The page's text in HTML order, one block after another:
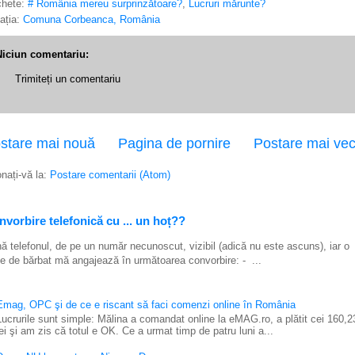
# România mereu surprinzătoare? Lucruri mărunte?
Comuna Corbeanca, România
comentariu:
Trimiteți un comentariu
mai nouă Postare mai
Pagina de pornire
vă la: Postare comentarii (Atom)
telefonică cu ... un hoț??
telefonul, de pe un număr necunoscut, vizibil (adică nu este ascuns), iar o
de bărbat mă angajează în următoarea convorbire: - ...
OPC şi de ce e riscant să faci comenzi online în România
sunt simple: Mălina a comandat online la eMAG.ro, a plătit cei
şi am zis că totul e OK. Ce a urmat timp de patru luni a...